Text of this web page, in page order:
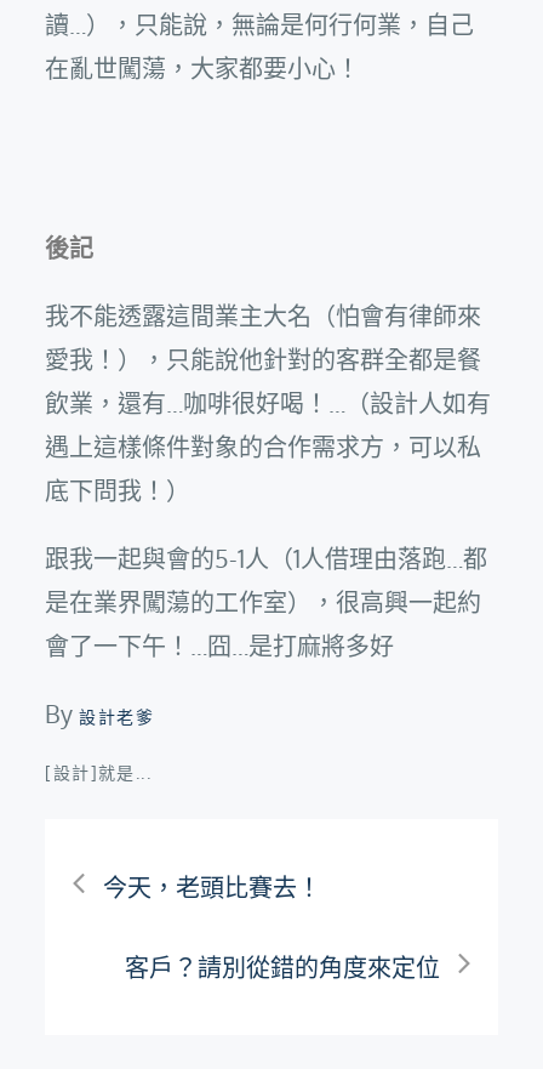
讀…），只能說，無論是何行何業，自己
在亂世闖蕩，大家都要小心！
後記
我不能透露這間業主大名（怕會有律師來
愛我！），只能說他針對的客群全都是餐
飲業，還有…咖啡很好喝！…（設計人如有
遇上這樣條件對象的合作需求方，可以私
底下問我！）
跟我一起與會的5-1人（1人借理由落跑…都
是在業界闖蕩的工作室），很高興一起約
會了一下午！…囧…是打麻將多好
By設計老爹
[設計]就是...
文今天，老頭比賽去！
客戶？請別從錯的角度來定位